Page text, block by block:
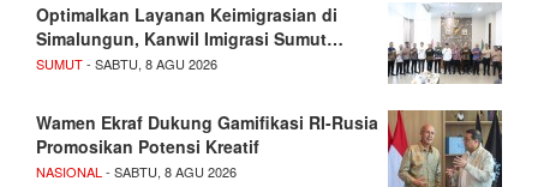
Optimalkan Layanan Keimigrasian di
Simalungun, Kanwil Imigrasi Sumut…
SUMUT- SABTU, 8 AGU 2026
Wamen Ekraf Dukung Gamifikasi RI-Rusia
Promosikan Potensi Kreatif
NASIONAL - SABTU, 8 AGU 2026